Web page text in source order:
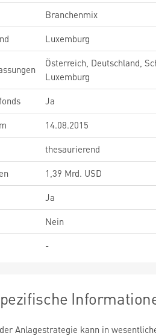
Branchenmix
Luxemburg
Österreich, Deutschland,
Luxemburg
Ja
14.08.2015
thesaurierend
1,39 Mrd. USD
Ja
Nein
-
Anlagestrategie kann in